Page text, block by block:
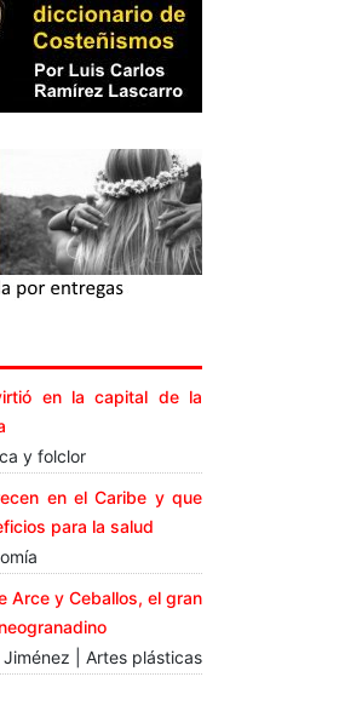
en la capital de la
y folclor
en el Caribe y que
para la salud
Arce y Ceballos, el gran
| Artes plásticas